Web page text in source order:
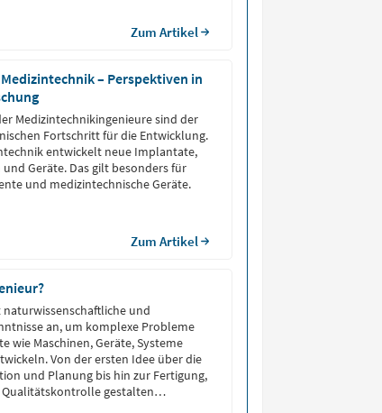
Zum Artikel
– Perspektiven in
Medizintechnikingenieure sind der
Fortschritt für die Entwicklung.
entwickelt neue Implantate,
Geräte. Das gilt besonders für
und medizintechnische Geräte.
Zum Artikel
und
an, um komplexe Probleme
wie Maschinen, Geräte, Systeme
Von der ersten Idee über die
und Planung bis hin zur Fertigung,
gestalten